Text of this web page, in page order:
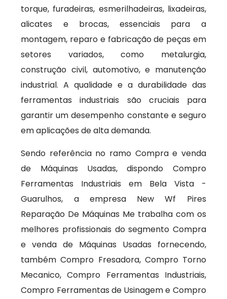
torque, furadeiras, esmerilhadeiras, lixadeiras,
alicates e brocas, essenciais para a
montagem, reparo e fabricação de peças em
setores variados, como metalurgia,
construção civil, automotivo, e manutenção
industrial. A qualidade e a durabilidade das
ferramentas industriais são cruciais para
garantir um desempenho constante e seguro
em aplicações de alta demanda.
Sendo referência no ramo Compra e venda
de Máquinas Usadas, dispondo Compro
Ferramentas Industriais em Bela Vista -
Guarulhos, a empresa New Wf Pires
Reparação De Máquinas Me trabalha com os
melhores profissionais do segmento Compra
e venda de Máquinas Usadas fornecendo,
também Compro Fresadora, Compro Torno
Mecanico, Compro Ferramentas Industriais,
Compro Ferramentas de Usinagem e Compro